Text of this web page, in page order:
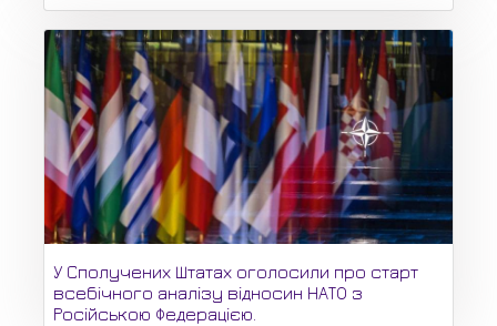
У Сполучених Штатах оголосили про старт
всебічного аналізу відносин НАТО з
Російською Федерацією.